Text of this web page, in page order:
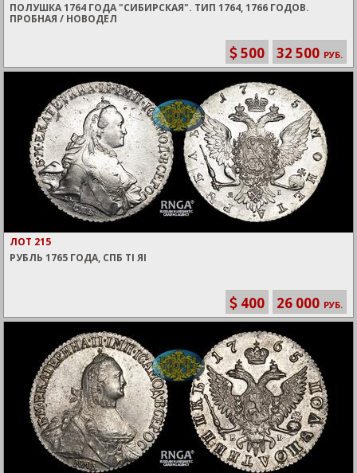
ПОЛУШКА 1764 ГОДА "СИБИРСКАЯ". ТИП 1764, 1766 ГОДОВ.
ПРОБНАЯ / НОВОДЕЛ
500 32 500 РУБ.
ЛОТ 215
РУБЛЬ 1765 ГОДА, СПБ TI ЯI
400 26 000 РУБ.